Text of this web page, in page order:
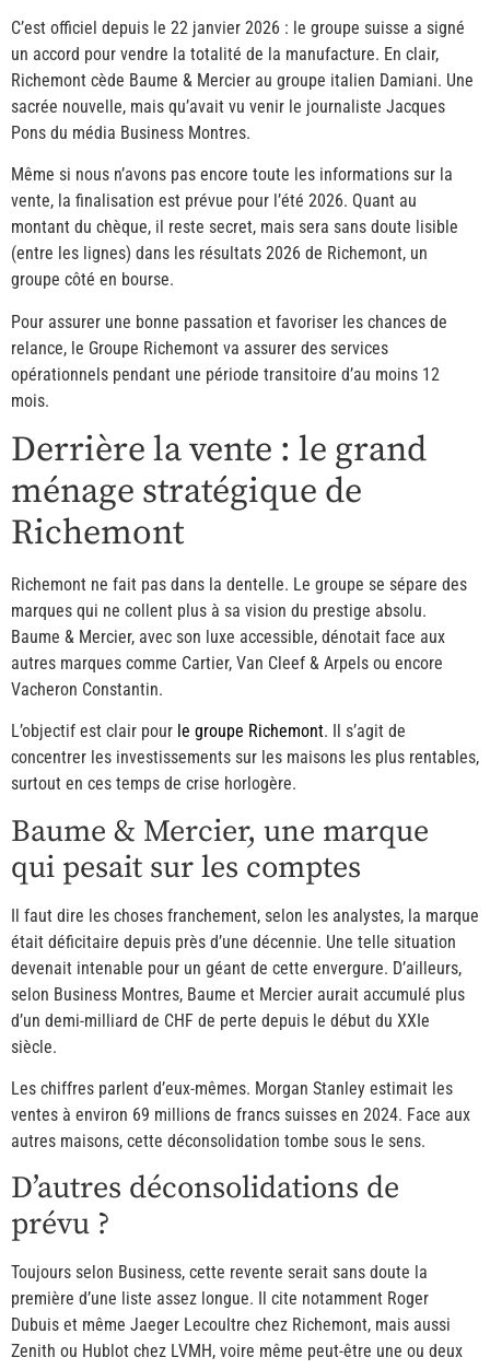
C’est officiel depuis le 22 janvier 2026 : le groupe suisse a signé
un accord pour vendre la totalité de la manufacture. En clair,
Richemont cède Baume & Mercier au groupe italien Damiani. Une
sacrée nouvelle, mais qu’avait vu venir le journaliste Jacques
Pons du média Business Montres.
Même si nous n’avons pas encore toute les informations sur la
vente, la finalisation est prévue pour l’été 2026. Quant au
montant du chèque, il reste secret, mais sera sans doute lisible
(entre les lignes) dans les résultats 2026 de Richemont, un
groupe côté en bourse.
Pour assurer une bonne passation et favoriser les chances de
relance, le Groupe Richemont va assurer des services
opérationnels pendant une période transitoire d’au moins 12
mois.
Derrière la vente : le grand
ménage stratégique de
Richemont
Richemont ne fait pas dans la dentelle. Le groupe se sépare des
marques qui ne collent plus à sa vision du prestige absolu.
Baume & Mercier, avec son luxe accessible, dénotait face aux
autres marques comme Cartier, Van Cleef & Arpels ou encore
Vacheron Constantin.
L’objectif est clair pour le groupe Richemont. Il s’agit de
concentrer les investissements sur les maisons les plus rentables,
surtout en ces temps de crise horlogère.
Baume & Mercier, une marque
qui pesait sur les comptes
Il faut dire les choses franchement, selon les analystes, la marque
était déficitaire depuis près d’une décennie. Une telle situation
devenait intenable pour un géant de cette envergure. D’ailleurs,
selon Business Montres, Baume et Mercier aurait accumulé plus
d’un demi-milliard de CHF de perte depuis le début du XXIe
siècle.
Les chiffres parlent d’eux-mêmes. Morgan Stanley estimait les
ventes à environ 69 millions de francs suisses en 2024. Face aux
autres maisons, cette déconsolidation tombe sous le sens.
D’autres déconsolidations de
prévu ?
Toujours selon Business, cette revente serait sans doute la
première d’une liste assez longue. Il cite notamment Roger
Dubuis et même Jaeger Lecoultre chez Richemont, mais aussi
Zenith ou Hublot chez LVMH, voire même peut-être une ou deux